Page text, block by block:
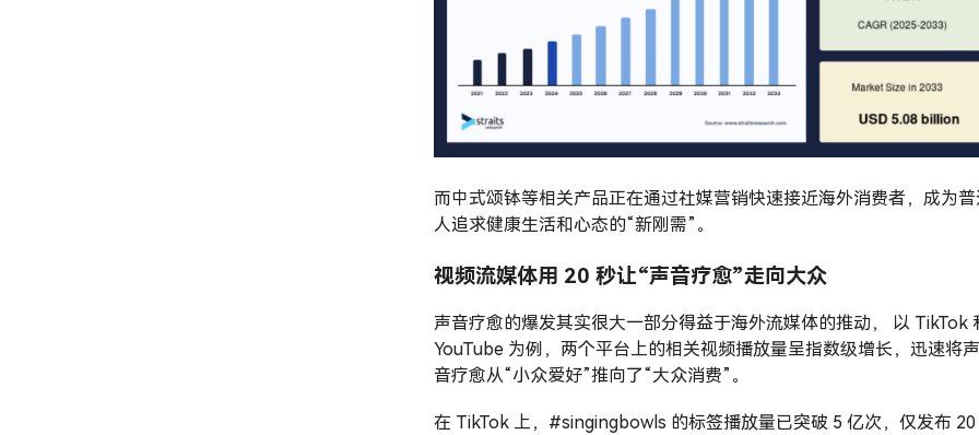
而中式颂钵等相关产品正在通过社媒营销快速接近海外消费者，成为
人追求健康生活和心态的“新刚需”。
视频流媒体用 20 秒让“声音疗愈”走向大众
声音疗愈的爆发其实很大一部分得益于海外流媒体的推动， 以 TikTok
YouTube 为例，两个平台上的相关视频播放量呈指数级增长，迅速将
音疗愈从“小众爱好”推向了“大众消费”。
在 TikTok 上，#singingbowls 的标签播放量已突破 5 亿次，仅发布 20